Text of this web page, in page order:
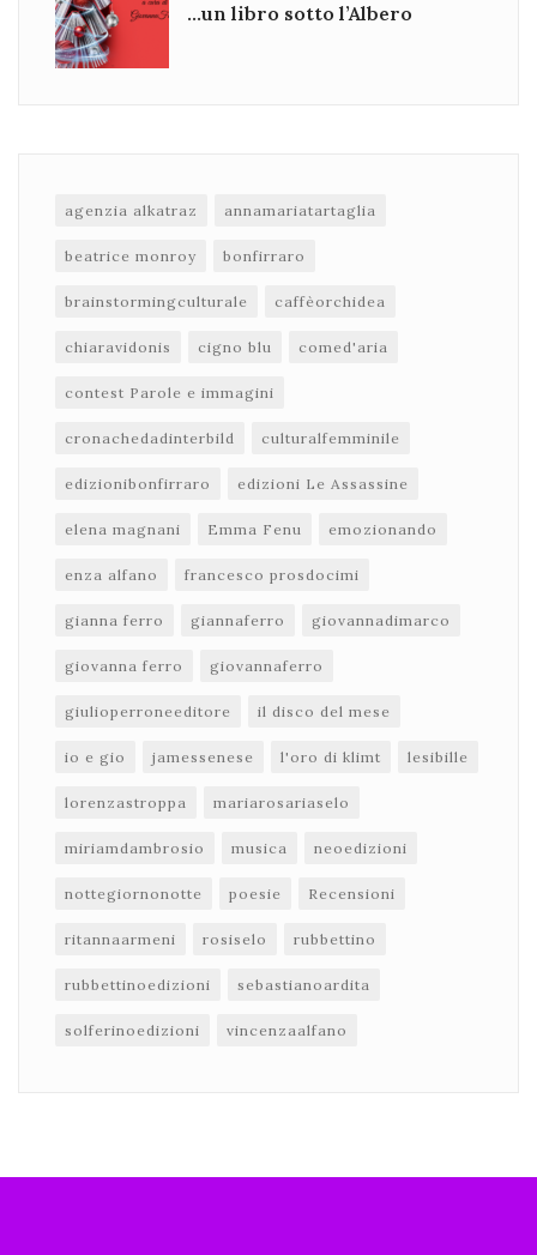
…un libro sotto l’Albero
agenzia alkatraz annamariatartaglia
beatrice monroy bonfirraro
brainstormingculturale caffèorchidea
chiaravidonis cigno blu comed'aria
contest Parole e immagini
cronachedadinterbild culturalfemminile
edizionibonfirraro edizioni Le Assassine
elena magnani Emma Fenu emozionando
enza alfano francesco prosdocimi
gianna ferro giannaferro giovannadimarco
giovanna ferro giovannaferro
giulioperroneeditore il disco del mese
io e gio jamessenese l'oro di klimt lesibille
lorenzastroppa mariarosariaselo
miriamdambrosio musica neoedizioni
nottegiornonotte poesie Recensioni
ritannaarmeni rosiselo rubbettino
rubbettinoedizioni sebastianoardita
solferinoedizioni vincenzaalfano